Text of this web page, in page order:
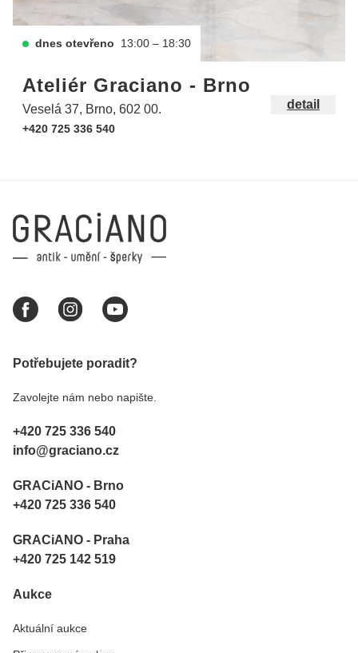
dnes otevřeno 13:00 – 18:30
Ateliér Graciano - Brno
Veselá 37, Brno, 602 00.
+420 725 336 540
detail
Potřebujete poradit?
Zavolejte nám nebo napište.
+420 725 336 540
info@graciano.cz
GRACiANO - Brno
+420 725 336 540
GRACiANO - Praha
+420 725 142 519
Aukce
Aktuální aukce